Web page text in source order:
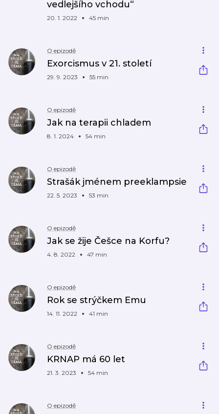
vedlejšího vchodu“
20. 1. 2022 45 min
O epizodě
Exorcismus v 21. století
29. 9. 2023 55 min
O epizodě
Jak na terapii chladem
8. 1. 2024 54 min
O epizodě
Strašák jménem preeklampsie
22. 5. 2023 53 min
O epizodě
Jak se žije Češce na Korfu?
4. 8. 2022 47 min
O epizodě
Rok se strýčkem Emu
14. 11. 2022 41 min
O epizodě
KRNAP má 60 let
21. 3. 2023 54 min
O epizodě